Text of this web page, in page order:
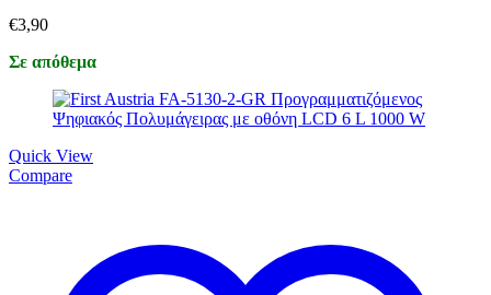
€3,90
Σε απόθεμα
Quick View
Compare